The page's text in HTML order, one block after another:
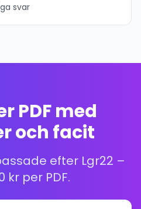
svar
PDF med
och facit
efter Lgr22 –
kr per PDF.